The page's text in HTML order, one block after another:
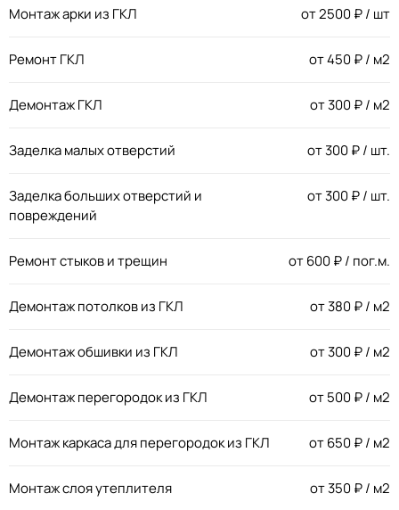
Монтаж арки из ГКЛ от2500₽ / шт
Ремонт ГКЛ от450₽ / м2
Демонтаж ГКЛ от300₽ / м2
Заделка малых отверстий от300₽ / шт.
Заделка больших отверстий и
повреждений
от300₽ / шт.
Ремонт стыков и трещин от600₽ / пог.м.
Демонтаж потолков из ГКЛ от380₽ / м2
Демонтаж обшивки из ГКЛ от300₽ / м2
Демонтаж перегородок из ГКЛ от500₽ / м2
Монтаж каркаса для перегородок из ГКЛ от650₽ / м2
Монтаж слоя утеплителя от350₽ / м2